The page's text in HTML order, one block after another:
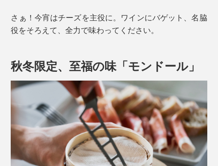
さぁ！今宵はチーズを主役に。ワインにバゲット、名脇
役をそろえて、全力で味わってください。
秋冬限定、至福の味「モンドール」